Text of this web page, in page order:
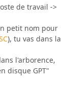
de travail ->
petit nom pour
), tu vas dans la
l'arborence,
disque GPT"